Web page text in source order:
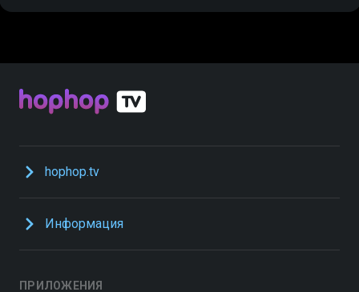
hophop.tv
Информация
ПРИЛОЖЕНИЯ